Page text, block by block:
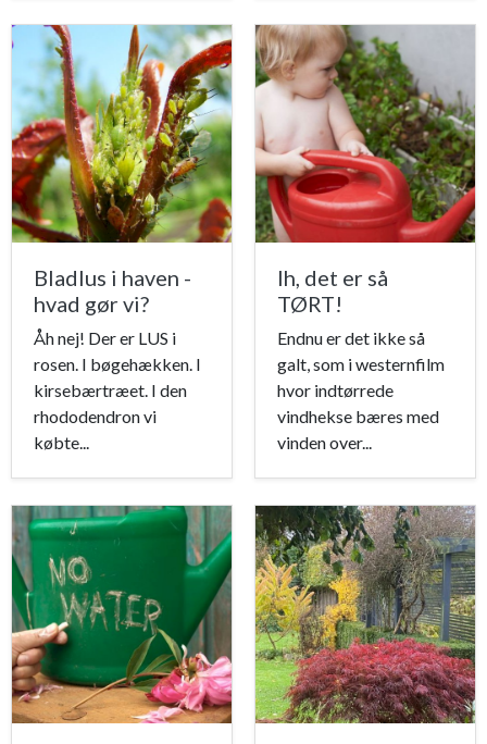
Bladlus i haven -
hvad gør vi?
Åh nej! Der er LUS i
rosen. I bøgehækken. I
kirsebærtræet. I den
rhododendron vi
købte...
Ih, det er så
TØRT!
Endnu er det ikke så
galt, som i westernfilm
hvor indtørrede
vindhekse bæres med
vinden over...